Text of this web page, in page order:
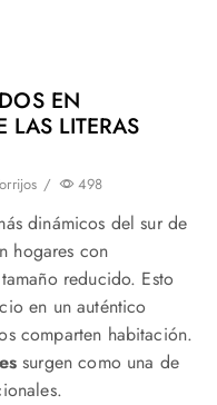
EN
LAS LITERAS
/ 498
dinámicos del sur de
hogares con
reducido. Esto
en un auténtico
comparten habitación.
surgen como una de